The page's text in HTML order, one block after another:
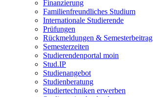
Finanzierung
Familienfreundliches Studium
Internationale Studierende
Prüfungen
Rückmeldungen & Semesterbeitrag
Semesterzeiten
Studierendenportal moin
Stud.IP
Studienangebot
Studienberatung
Studiertechniken erwerben